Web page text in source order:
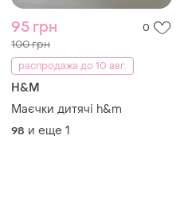
95 грн 0
100 грн
распродажа до 10 авг.
H&M
Маєчки дитячі h&m
98 и еще 1